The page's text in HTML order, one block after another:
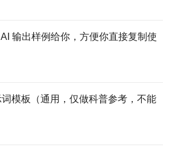
输出样例给你，方便你直接复制使
模板（通用，仅做科普参考，不能